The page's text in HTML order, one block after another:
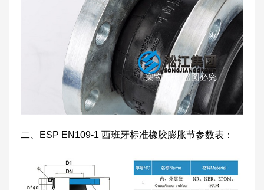
二、ESP EN109-1 西班牙标准橡胶膨胀节参数表：